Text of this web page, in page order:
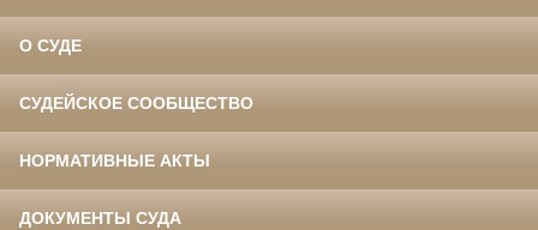
О СУДЕ
СУДЕЙСКОЕ СООБЩЕСТВО
НОРМАТИВНЫЕ АКТЫ
ДОКУМЕНТЫ СУДА